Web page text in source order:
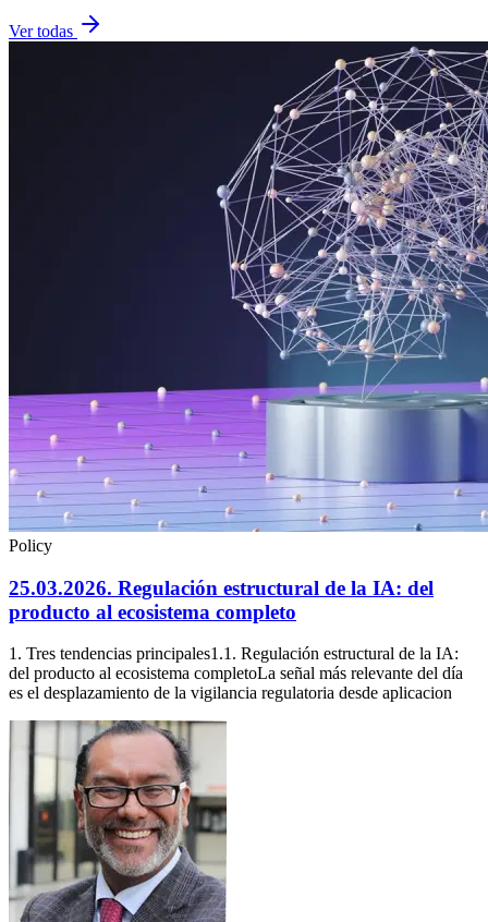
Ver todas
Policy
25.03.2026. Regulación estructural de la IA: del
producto al ecosistema completo
1. Tres tendencias principales1.1. Regulación estructural de la IA:
del producto al ecosistema completoLa señal más relevante del día
es el desplazamiento de la vigilancia regulatoria desde aplicacion